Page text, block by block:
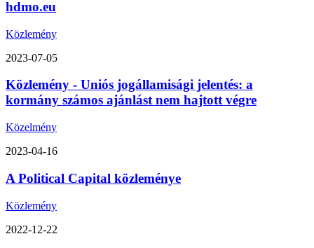
hdmo.eu
Közlemény
2023-07-05
Közlemény - Uniós jogállamisági jelentés: a
kormány számos ajánlást nem hajtott végre
Közelmény
2023-04-16
A Political Capital közleménye
Közlemény
2022-12-22